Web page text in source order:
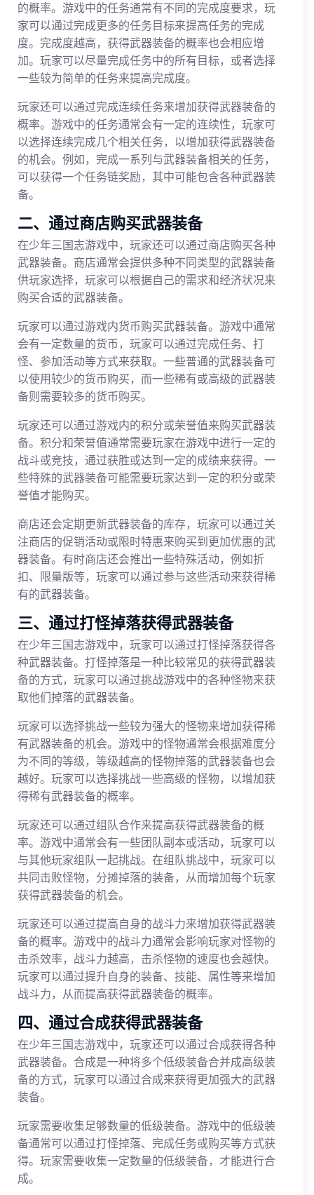
的概率。游戏中的任务通常有不同的完成度要求，玩
家可以通过完成更多的任务目标来提高任务的完成
度。完成度越高，获得武器装备的概率也会相应增
加。玩家可以尽量完成任务中的所有目标，或者选择
一些较为简单的任务来提高完成度。
玩家还可以通过完成连续任务来增加获得武器装备的
概率。游戏中的任务通常会有一定的连续性，玩家可
以选择连续完成几个相关任务，以增加获得武器装备
的机会。例如，完成一系列与武器装备相关的任务，
可以获得一个任务链奖励，其中可能包含各种武器装
备。
二、通过商店购买武器装备
在少年三国志游戏中，玩家还可以通过商店购买各种
武器装备。商店通常会提供多种不同类型的武器装备
供玩家选择，玩家可以根据自己的需求和经济状况来
购买合适的武器装备。
玩家可以通过游戏内货币购买武器装备。游戏中通常
会有一定数量的货币，玩家可以通过完成任务、打
怪、参加活动等方式来获取。一些普通的武器装备可
以使用较少的货币购买，而一些稀有或高级的武器装
备则需要较多的货币购买。
玩家还可以通过游戏内的积分或荣誉值来购买武器装
备。积分和荣誉值通常需要玩家在游戏中进行一定的
战斗或竞技，通过获胜或达到一定的成绩来获得。一
些特殊的武器装备可能需要玩家达到一定的积分或荣
誉值才能购买。
商店还会定期更新武器装备的库存，玩家可以通过关
注商店的促销活动或限时特惠来购买到更加优惠的武
器装备。有时商店还会推出一些特殊活动，例如折
扣、限量版等，玩家可以通过参与这些活动来获得稀
有的武器装备。
三、通过打怪掉落获得武器装备
在少年三国志游戏中，玩家可以通过打怪掉落获得各
种武器装备。打怪掉落是一种比较常见的获得武器装
备的方式，玩家可以通过挑战游戏中的各种怪物来获
取他们掉落的武器装备。
玩家可以选择挑战一些较为强大的怪物来增加获得稀
有武器装备的机会。游戏中的怪物通常会根据难度分
为不同的等级，等级越高的怪物掉落的武器装备也会
越好。玩家可以选择挑战一些高级的怪物，以增加获
得稀有武器装备的概率。
玩家还可以通过组队合作来提高获得武器装备的概
率。游戏中通常会有一些团队副本或活动，玩家可以
与其他玩家组队一起挑战。在组队挑战中，玩家可以
共同击败怪物，分摊掉落的装备，从而增加每个玩家
获得武器装备的机会。
玩家还可以通过提高自身的战斗力来增加获得武器装
备的概率。游戏中的战斗力通常会影响玩家对怪物的
击杀效率，战斗力越高，击杀怪物的速度也会越快。
玩家可以通过提升自身的装备、技能、属性等来增加
战斗力，从而提高获得武器装备的概率。
四、通过合成获得武器装备
在少年三国志游戏中，玩家还可以通过合成获得各种
武器装备。合成是一种将多个低级装备合并成高级装
备的方式，玩家可以通过合成来获得更加强大的武器
装备。
玩家需要收集足够数量的低级装备。游戏中的低级装
备通常可以通过打怪掉落、完成任务或购买等方式获
得。玩家需要收集一定数量的低级装备，才能进行合
成。